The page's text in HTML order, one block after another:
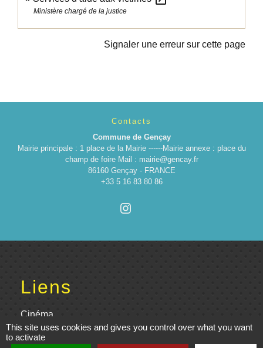
Ministère chargé de la justice
Signaler une erreur sur cette page
Contacts
Commune de Gençay
Mairie principale : 1 place de la Mairie ------Mairie annexe : place du
champ de foire Mail : mairie@gencay.fr
86160 Gençay - FRANCE
+33 5 16 83 80 86
Liens
Cinéma
Office de tourisme du Civraisien
This site uses cookies and gives you control over what you want
to activate